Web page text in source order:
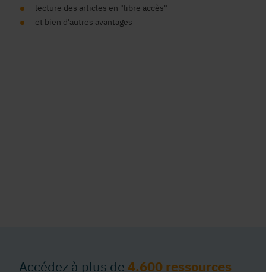
lecture des articles en "libre accès"
et bien d'autres avantages
Accédez à plus de 4.600 ressources